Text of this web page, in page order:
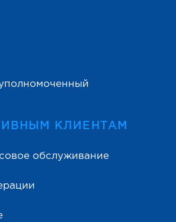
КЛИЕНТАМ
обслуживание